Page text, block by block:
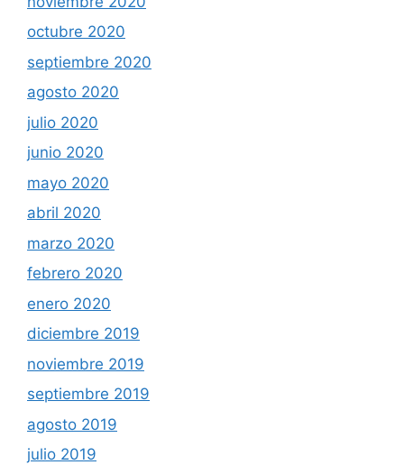
octubre 2020
septiembre 2020
agosto 2020
julio 2020
junio 2020
mayo 2020
abril 2020
marzo 2020
febrero 2020
enero 2020
diciembre 2019
noviembre 2019
septiembre 2019
agosto 2019
julio 2019